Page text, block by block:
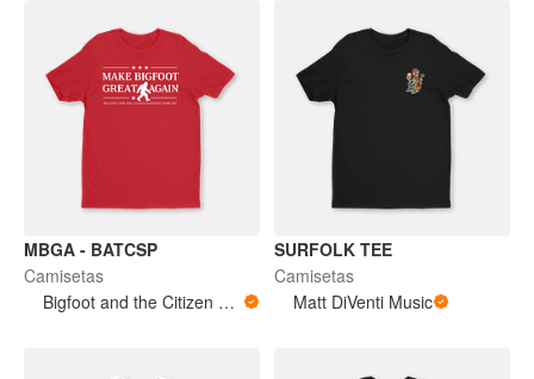
MBGA - BATCSP
Camisetas
Bigfoot and the Citizen Scientist Podcast
SURFOLK TEE
Camisetas
Matt DiVenti Music